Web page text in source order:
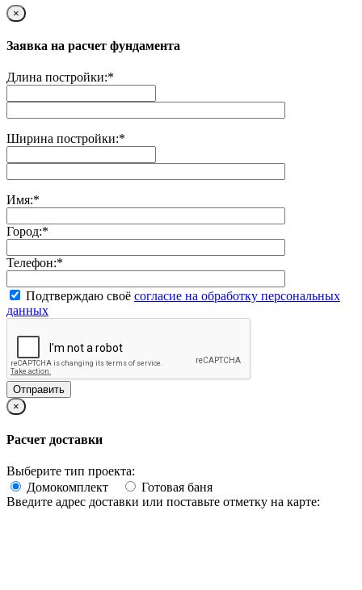
×
Заявка на расчет фундамента
Длина постройки:*
Ширина постройки:*
Имя:*
Город:*
Телефон:*
Подтверждаю своё согласие на обработку персональных
данных
×
Расчет доставки
Выберите тип проекта:
Домокомплект
Готовая баня
Введите адрес доставки или поставьте отметку на карте: